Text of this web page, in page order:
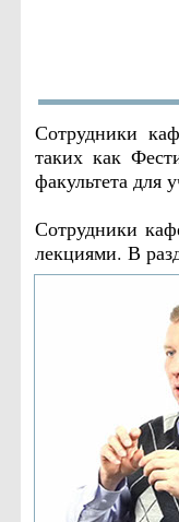
Сотрудники
таких как
факультета для
Сотрудники
лекциями. В